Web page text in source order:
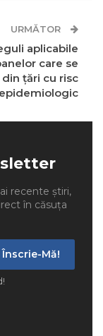
URMĂTOR
aplicabile
care se
țări cu risc
epidemiologic
recente știri,
în căsuța
Înscrie-Mă!